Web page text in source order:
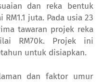
dan reka bentuk
juta. Pada usia 23
tawaran projek reka
RM70k. Projek ini
untuk disiapkan.
dan faktor umur